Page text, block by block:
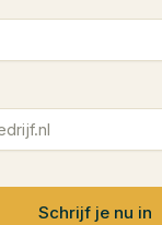
Schrijf je nu in